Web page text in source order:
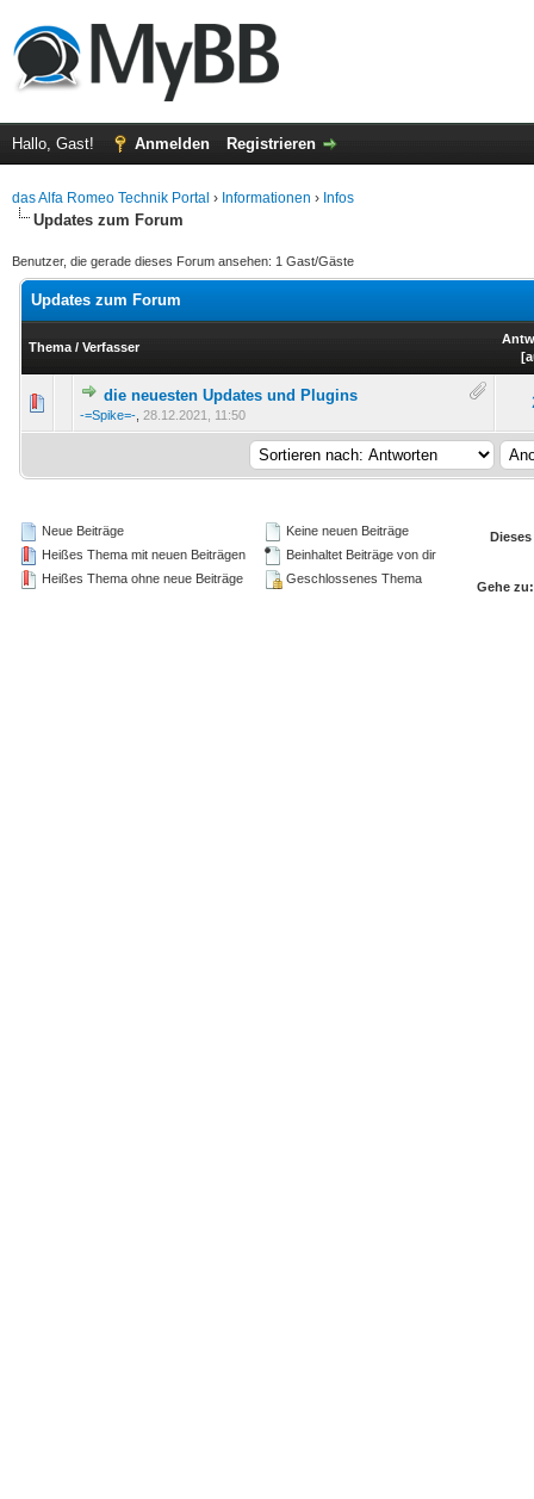
Hallo, Gast! Anmelden Registrieren
das Alfa Romeo Technik Portal › Informationen › Infos
Updates zum Forum
Benutzer, die gerade dieses Forum ansehen: 1 Gast/Gäste
Updates zum Forum
Thema / Verfasser
[
die neuesten Updates und Plugins
-=Spike=- 28.12.2021, 11:50
- 0 von 5 durchschnittlich
Neue Beiträge
Heißes Thema mit neuen Beiträgen
Heißes Thema ohne neue Beiträge
Keine neuen Beiträge
Beinhaltet Beiträge von dir
Geschlossenes Thema
Gehe zu: